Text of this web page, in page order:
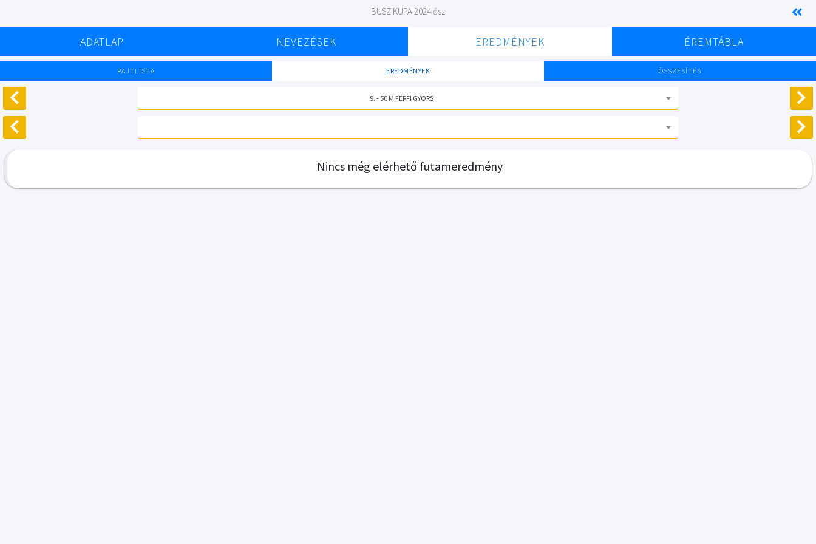
BUSZ KUPA 2024 ősz
ADATLAP NEVEZÉSEK EREDMÉNYEK ÉREMTÁBLA
RAJTLISTA EREDMÉNYEK ÖSSZESÍTÉS
9. - 50 M FÉRFI GYORS
Nincs még elérhető futameredmény